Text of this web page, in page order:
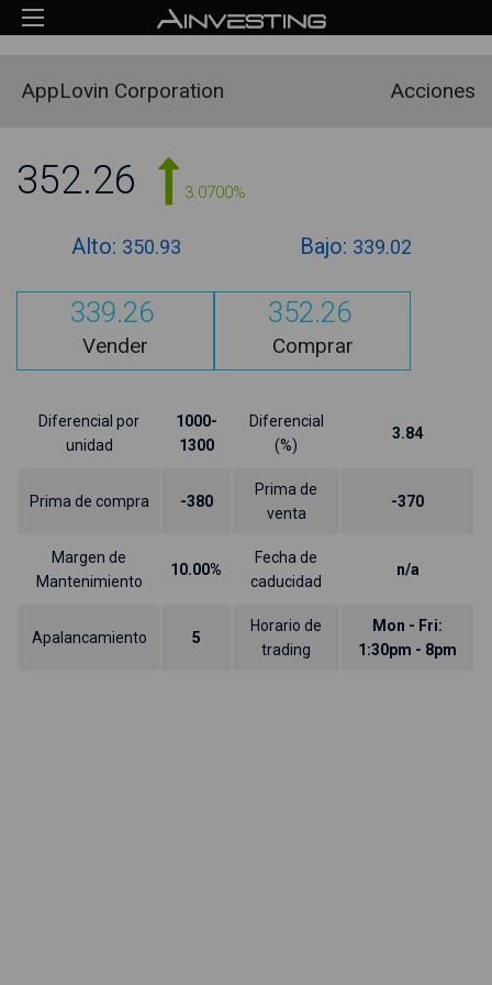
AppLovin Corporation Acciones
352.26 3.0700%
Alto: 350.93 Bajo: 339.02
339.26
Vender
352.26
Comprar
Diferencial por
unidad
1000-
1300
Diferencial
(%)
3.84
Prima de compra -380
Prima de
venta
-370
Margen de
Mantenimiento
10.00%
Fecha de
caducidad
n/a
Apalancamiento 5
Horario de
trading
Mon - Fri:
1:30pm - 8pm